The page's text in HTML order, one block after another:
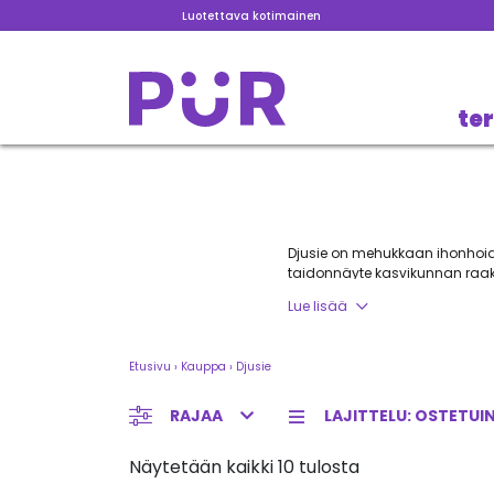
Luotettava kotimainen
Djusie on mehukkaan
taidonnäyte kasvikunnan
kosteutuksessa,
funktionaalisuuteen ja
Lue lisää
Etusivu › Kauppa › Djusie
RAJAA
Näytetään kaikki 10 tulosta